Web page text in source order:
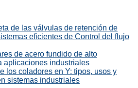
de las válvulas de retención de
eficientes de Control del flujo
de acero fundido de alto
aplicaciones industriales
los coladores en Y: tipos, usos y
sistemas industriales